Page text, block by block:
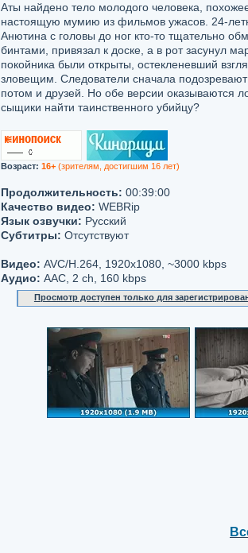
Аты найдено тело молодого человека,
настоящую мумию из фильмов ужасов. 24-
Анютина с головы до ног кто-то тщательно
бинтами, привязал к доске, а в рот засунул
покойника были открыты, остекленевший
зловещим. Следователи сначала
потом и друзей. Но обе версии оказываются
сыщики найти таинственного убийцу?
Возраст: 16+ (зрителям, достигшим 16 лет)
Продолжительность: 00:39:00
Качество видео: WEBRip
Язык озвучки: Русский
Субтитры: Отсутствуют
Видео: AVC/H.264, 1920x1080, ~3000 kbps
Аудио: AAC, 2 ch, 160 kbps
Просмотр доступен только для